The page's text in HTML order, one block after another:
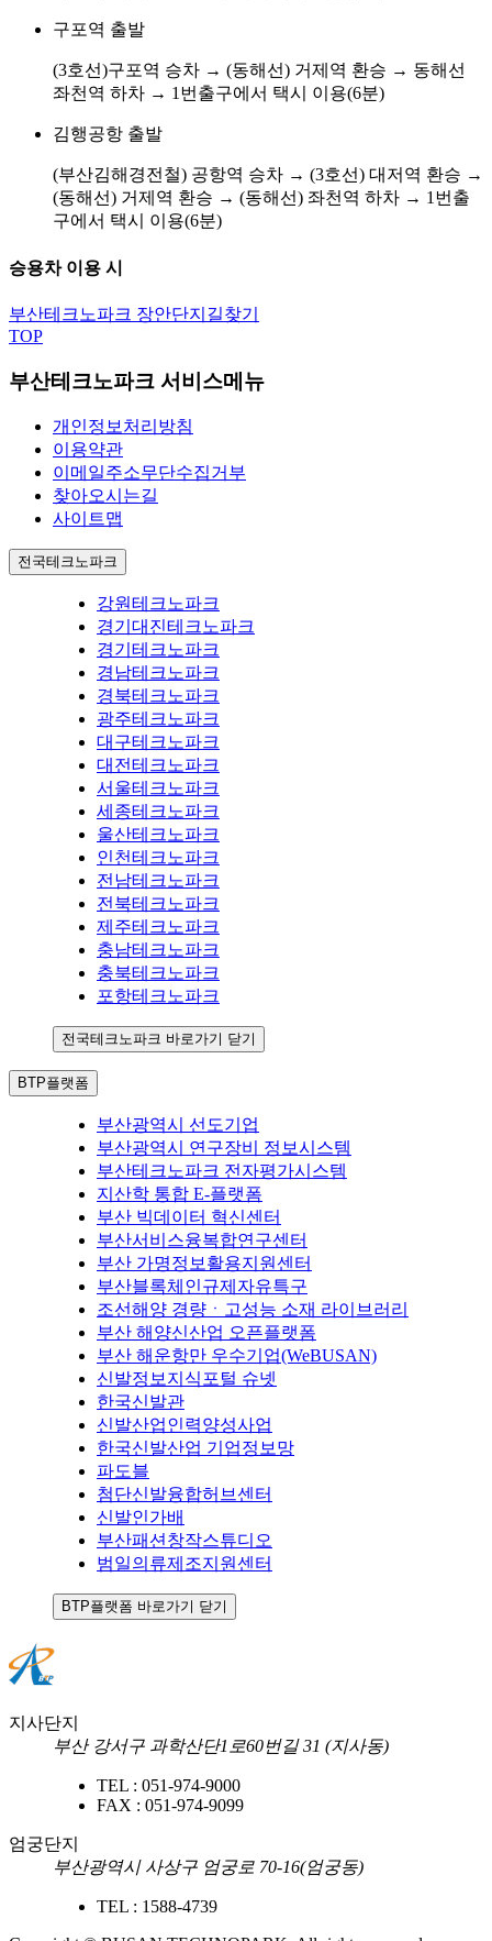
구포역 출발
(3호선)구포역 승차 → (동해선) 거제역 환승 → 동해선
좌천역 하차 → 1번출구에서 택시 이용(6분)
김행공항 출발
(부산김해경전철) 공항역 승차 → (3호선) 대저역 환승 →
(동해선) 거제역 환승 → (동해선) 좌천역 하차 → 1번출
구에서 택시 이용(6분)
승용차 이용 시
부산테크노파크 장안단지 길찾기
TOP
부산테크노파크 서비스메뉴
개인정보처리방침
이용약관
이메일주소무단수집거부
찾아오시는길
사이트맵
전국테크노파크
강원테크노파크
경기대진테크노파크
경기테크노파크
경남테크노파크
경북테크노파크
광주테크노파크
대구테크노파크
대전테크노파크
서울테크노파크
세종테크노파크
울산테크노파크
인천테크노파크
전남테크노파크
전북테크노파크
제주테크노파크
충남테크노파크
충북테크노파크
포항테크노파크
전국테크노파크 바로가기 닫기
BTP플랫폼
부산광역시 선도기업
부산광역시 연구장비 정보시스템
부산테크노파크 전자평가시스템
지산학 통합 E-플랫폼
부산 빅데이터 혁신센터
부산서비스융복합연구센터
부산 가명정보활용지원센터
부산블록체인규제자유특구
조선해양 경량ㆍ고성능 소재 라이브러리
부산 해양신산업 오픈플랫폼
부산 해운항만 우수기업(WeBUSAN)
신발정보지식포털 슈넷
한국신발관
신발산업인력양성사업
한국신발산업 기업정보망
파도블
첨단신발융합허브센터
신발인가배
부산패션창작스튜디오
범일의류제조지원센터
BTP플랫폼 바로가기 닫기
지사단지
부산 강서구 과학산단1로60번길 31 (지사동)
TEL : 051-974-9000
FAX : 051-974-9099
엄궁단지
부산광역시 사상구 엄궁로 70-16(엄궁동)
TEL : 1588-4739